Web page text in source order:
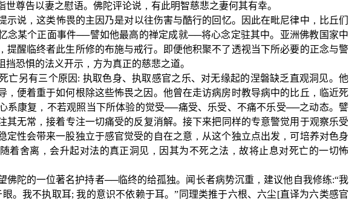
世尊告以妻之慰语。佛陀评论说 ， 有此明智慈悲之妻何其有幸。
示说 ，这类怖畏的主因乃是对以往伤害与酷行的回忆。因此在毗尼律中 ， 比丘们
念某个正面事件──譬如他最高的禅定成就──将心念定驻其中。亚洲佛教国家中
， 提醒临终者此生所修的布施与戒行。即便他积聚不了透视当下所必要的正念与警
挡恐惧的法义开示 ， 方为真正的慈悲之道。
亡另有三个原因 : 执取色身、执取感官之乐、对无缘起的涅磐缺乏直观洞见。他
， 便着重于如何根除这些怖畏之因。他曾在走访病房时教导病中的比丘 ，
临近死
系康复 ， 不若观照当下所体验的觉受──痛受、乐受、不痛不乐受──之动态。譬
其无常 ，接着专注一切痛受的反复消解。接下来把同样的专意警觉用于观察乐受
定性会带来一股独立于感官觉受的自在之意 ， 从这个独立点出发 ，可培养对色身
着舍离 ， 会升起对法的真正洞见 ， 因其为不死之法 ，故将止息对死亡的一切怖
佛陀的一位著名护持者──临终的给孤独。闻长者病势沉重 ， 建议他自我修练:“我
。我不执取耳;我的意识不依赖于耳。”同理类推于六根、六尘[直译为六类感官